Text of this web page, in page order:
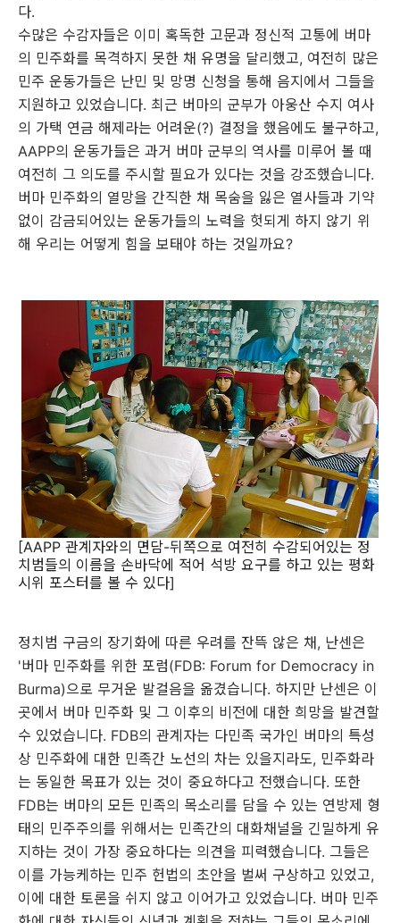
다.
수많은 수감자들은 이미 혹독한 고문과 정신적 고통에 버마
의 민주화를 목격하지 못한 채 유명을 달리했고, 여전히 많은
민주 운동가들은 난민 및 망명 신청을 통해 음지에서 그들을
지원하고 있었습니다. 최근 버마의 군부가 아웅산 수지 여사
의 가택 연금 해제라는 어려운(?) 결정을 했음에도 불구하고,
AAPP의 운동가들은 과거 버마 군부의 역사를 미루어 볼 때
여전히 그 의도를 주시할 필요가 있다는 것을 강조했습니다.
버마 민주화의 열망을 간직한 채 목숨을 잃은 열사들과 기약
없이 감금되어있는 운동가들의 노력을 헛되게 하지 않기 위
해 우리는 어떻게 힘을 보태야 하는 것일까요?
[AAPP 관계자와의 면담-뒤쪽으로 여전히 수감되어있는 정
치범들의 이름을 손바닥에 적어 석방 요구를 하고 있는 평화
시위 포스터를 볼 수 있다]
정치범 구금의 장기화에 따른 우려를 잔뜩 않은 채, 난센은
'버마 민주화를 위한 포럼(FDB: Forum for Democracy in
Burma)으로 무거운 발걸음을 옮겼습니다. 하지만 난센은 이
곳에서 버마 민주화 및 그 이후의 비전에 대한 희망을 발견할
수 있었습니다. FDB의 관계자는 다민족 국가인 버마의 특성
상 민주화에 대한 민족간 노선의 차는 있을지라도, 민주화라
는 동일한 목표가 있는 것이 중요하다고 전했습니다. 또한
FDB는 버마의 모든 민족의 목소리를 담을 수 있는 연방제 형
태의 민주주의를 위해서는 민족간의 대화채널을 긴밀하게 유
지하는 것이 가장 중요하다는 의견을 피력했습니다. 그들은
이를 가능케하는 민주 헌법의 초안을 벌써 구상하고 있었고,
이에 대한 토론을 쉬지 않고 이어가고 있었습니다. 버마 민주